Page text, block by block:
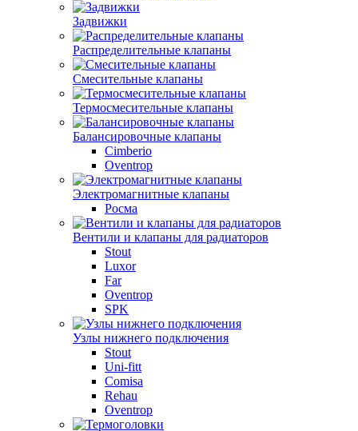
Задвижки
Распределительные клапаны
Cмесительные клапаны
Термосмесительные клапаны
Балансировочные клапаны
Cimberio
Oventrop
Электромагнитные клапаны
Росма
Вентили и клапаны для радиаторов
Stout
Luxor
Far
Oventrop
SPK
Узлы нижнего подключения
Stout
Uni-fitt
Comisa
Rehau
Oventrop